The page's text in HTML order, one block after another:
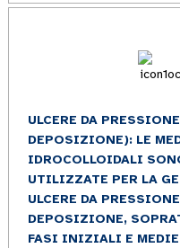
ULCERE DA
DEPOSIZIONE): LE
IDROCOLLOIDALI
UTILIZZATE PER LA
ULCERE DA
DEPOSIZIONE,
FASI INIZIALI E MEDIE